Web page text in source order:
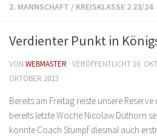
2. MANNSCHAFT / KREISKLASSE 2 23/24
Verdienter Punkt in
VON WEBMASTER · VERÖFFENTLICHT 10.
OKTOBER 2023
Bereits am Freitag reiste unsere
bereits letzte Woche Nicolaw Düthorn
konnte Coach Stumpf diesmal auch